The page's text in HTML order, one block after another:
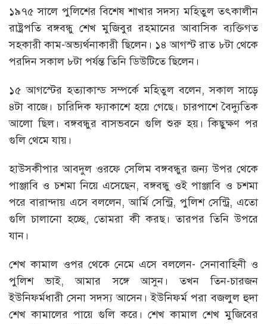
১৯৭৫ সালে পুলিশের বিশেষ শাখার সদস্য মহিতুল তৎকালীন
রাষ্ট্রপতি বঙ্গবন্ধু শেখ মুজিবুর রহমানের আবাসিক ব্যক্তিগত
সহকারী কাম-অভ্যর্থনাকারী ছিলেন। ১৪ আগস্ট রাত ৮টা থেকে
পরদিন সকাল ৮টা পর্যন্ত তিনি ডিউটিতে ছিলেন।
১৫ আগস্টের হত্যাকান্ড সম্পর্কে মহিতুল বলেন, সকাল সাড়ে
৪টা বাজে। চারিদিক ফ্যাকাশে হয়ে গেছে। চারপাশে বৈদ্যুতিক
আলো ছিল। বঙ্গবন্ধুর বাসভবনে গুলি শুরু হয়। কিছুক্ষণ পর
গুলি থেমে যায়।
হাউসকীপার আবদুল ওরফে সেলিম বঙ্গবন্ধুর জন্য উপর থেকে
পাঞ্জাবি ও চশমা নিয়ে এসেছেন, বঙ্গবন্ধু ওই পাঞ্জাবি ও চশমা
পরে বারান্দায় এসে বললেন, আর্মি সেন্ট্রি, পুলিশ সেন্ট্রি, এতো
গুলি চালানো হচ্ছে, তোমরা কী করছ। তারপর তিনি উপরে
যান।
শেখ কামাল ওপর থেকে নেমে এসে বললেন- সেনাবাহিনী ও
পুলিশ ভাই, আমার সঙ্গে আসুন। তখন তিন-চারজন
ইউনিফর্মধারী সেনা সদস্য আসেন। ইউনিফর্ম পরা বজলুল হুদা
শেখ কামালের পায়ে গুলি করে। শেখ কামাল শেখ মুজিবের